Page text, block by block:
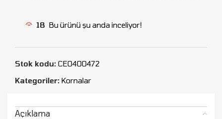
18 Bu ürünü şu anda inceliyor!
Stok kodu: CEO400472
Kategoriler: Kornalar
Açıklama